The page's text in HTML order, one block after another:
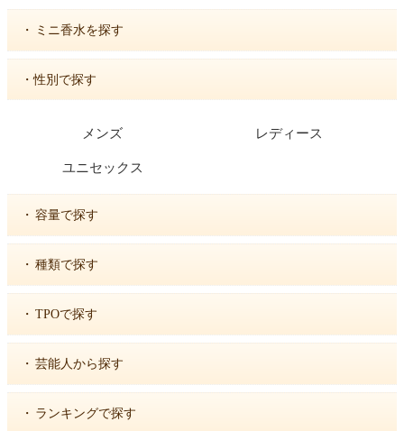
・ ミニ香水を探す
・性別で探す
メンズ レディース
ユニセックス
・ 容量で探す
・ 種類で探す
・ TPOで探す
・ 芸能人から探す
・ ランキングで探す